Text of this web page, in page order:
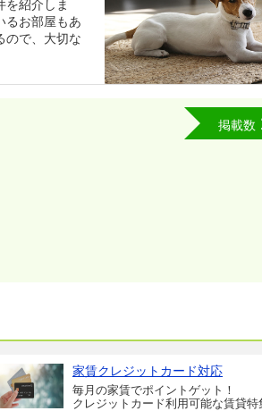
を紹介しま
るお部屋もあ
ので、大切な
掲載数
家賃クレジットカード対応
毎月の家賃でポイントゲット！
クレジットカード利用可能な賃貸特